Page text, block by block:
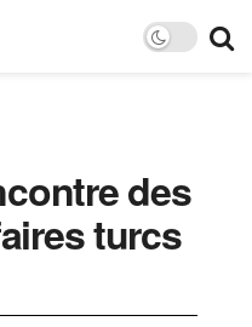
des
turcs